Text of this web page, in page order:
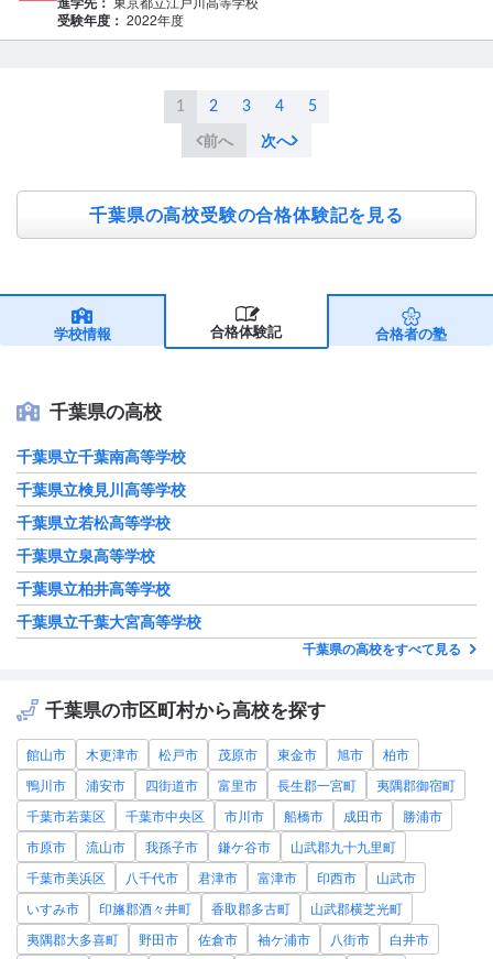
受験年度： 2022年度
1 2 3 4 5
前へ 次へ
千葉県の高校受験の合格体験記を見る
学校情報 合格体験記 合格者の塾
千葉県の高校
千葉県立千葉南高等学校
千葉県立検見川高等学校
千葉県立若松高等学校
千葉県立泉高等学校
千葉県立柏井高等学校
千葉県立千葉大宮高等学校
千葉県の高校をすべて見る
千葉県の市区町村から高校を探す
館山市 木更津市 松戸市 茂原市 東金市 旭市
柏市
鴨川市
浦安市 四街道市 富里市 長生郡一宮町
夷隅郡御宿町
千葉市若葉区
千葉市中央区 市川市 船橋市 成田市
勝浦市
市原市
流山市 我孫子市 鎌ケ谷市
山武郡九十九里町
千葉市美浜区
八千代市 君津市 富津市 印西市
山武市
いすみ市
印旛郡酒々井町 香取郡多古町
山武郡横芝光町
夷隅郡大多喜町
野田市 佐倉市 袖ケ浦市 八街市
白井市